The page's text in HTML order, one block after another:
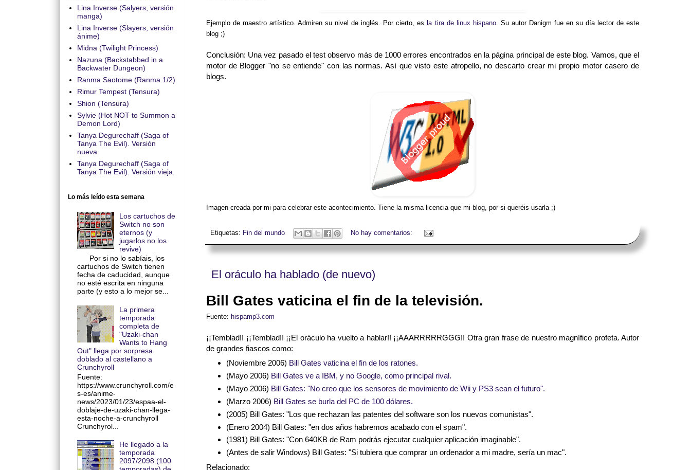
Ejemplo de maestro artístico. Admiren su nivel de inglés. Por cierto, esla tira de linux hispano. Su autor Danigm fue en su día lector de este
blog ;)
Conclusión: Una vez pasado el test observo más de 1000 errores encontrados en la página principal de este blog. Vamos, que el
motor de Blogger "no se entiende" con las normas. Así que visto este atropello, no descarto crear mi propio motor casero de
blogs.
Imagen creada por mi para celebrar este acontecimiento. Tiene la misma licencia que mi blog, por si queréis usarla ;)
Etiquetas: Fin del mundo No hay comentarios:
El oráculo ha hablado (de nuevo)
Bill Gates vaticina el fin de la televisión.
Fuente: hispamp3.com
¡¡Temblad!! ¡¡Temblad!! ¡¡El oráculo ha vuelto a hablar!! ¡¡AAARRRRRGGG!! Otra gran frase de nuestro magnífico profeta. Autor
de grandes fiascos como:
(Noviembre 2006) Bill Gates vaticina el fin de los ratones.
(Mayo 2006) Bill Gates ve a IBM, y no Google, como principal rival.
(Mayo 2006) Bill Gates: "No creo que los sensores de movimiento de Wii y PS3 sean el futuro".
(Marzo 2006) Bill Gates se burla del PC de 100 dólares.
(2005) Bill Gates: "Los que rechazan las patentes del software son los nuevos comunistas".
(Enero 2004) Bill Gates: "en dos años habremos acabado con el spam".
(1981) Bill Gates: "Con 640KB de Ram podrás ejecutar cualquier aplicación imaginable".
(Antes de salir Windows) Bill Gates: "Si tubiera que comprar un ordenador a mi madre, sería un mac".
Relacionado:
Lina Inverse (Salyers, versión
manga)
Lina Inverse (Slayers, versión
ánime)
Midna (Twilight Princess)
Nazuna (Backstabbed in a
Backwater Dungeon)
Ranma Saotome (Ranma 1/2)
Rimur Tempest (Tensura)
Shion (Tensura)
Sylvie (Hot NOT to Summon a
Demon Lord)
Tanya Degurechaff (Saga of
Tanya The Evil). Versión
nueva.
Tanya Degurechaff (Saga of
Tanya The Evil). Versión vieja.
Lo más leído esta semana
Los cartuchos de
Switch no son
eternos (y
jugarlos no los
revive)
Por si no lo sabíais, los
cartuchos de Switch tienen
fecha de caducidad, aunque
no esté escrita en ninguna
parte (y esto a lo mejor se...
La primera
temporada
completa de
"Uzaki-chan
Wants to Hang
Out" llega por sorpresa
doblado al castellano a
Crunchyroll
Fuente:
https://www.crunchyroll.com/e
s-es/anime-
news/2023/01/23/espaa-el-
doblaje-de-uzaki-chan-llega-
esta-noche-a-crunchyroll
Crunchyrol...
He llegado a la
temporada
2097/2098 (100